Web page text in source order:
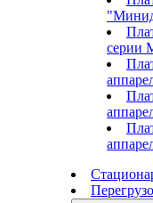
серии